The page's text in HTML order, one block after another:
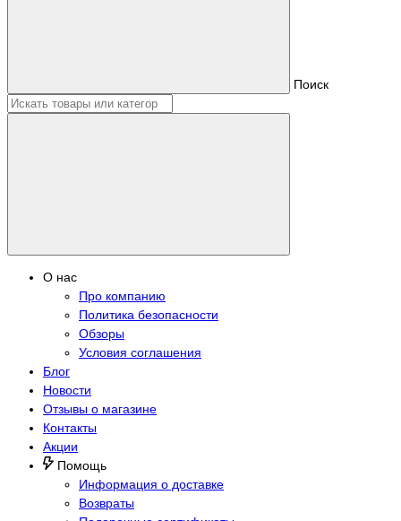
Поиск
О нас
Про компанию
Политика безопасности
Обзоры
Условия соглашения
Блог
Новости
Отзывы о магазине
Контакты
Акции
Помощь
Информация о доставке
Возвраты